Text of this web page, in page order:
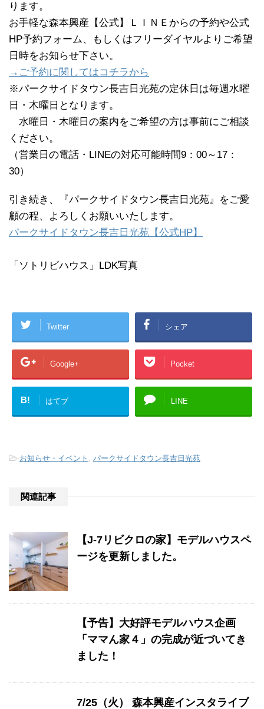
ります。
お手軽な森本興産【公式】ＬＩＮＥからの予約や公式
HP予約フォーム、もしくはフリーダイヤルよりご希望
日時をお知らせ下さい。
→ご予約に関してはコチラから
※パークサイドタウン長吉日光苑の定休日は毎週水曜
日・木曜日となります。
水曜日・木曜日の案内をご希望の方は事前にご相談
ください。
（営業日の電話・LINEの対応可能時間9：00～17：
30）
引き続き、『パークサイドタウン長吉日光苑』をご愛
顧の程、よろしくお願いいたします。
パークサイドタウン長吉日光苑【公式HP】
「ソトリビハウス」LDK写真
Twitter シェア
Google+ Pocket
B! はてブ LINE
-お知らせ・イベント , パークサイドタウン長吉日光苑
関連記事
【J-7リビクロの家】モデルハウスペ
ージを更新しました。
【予告】大好評モデルハウス企画
「ママん家４」の完成が近づいてき
ました！
7/25（火） 森本興産インスタライブ